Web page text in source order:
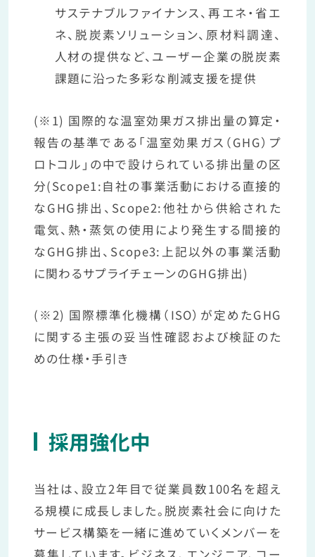
サステナブルファイナンス、再エネ・省エ
ネ、脱炭素ソリューション、原材料調達、
人材の提供など、ユーザー企業の脱炭素
課題に沿った多彩な削減支援を提供
(※1) 国際的な温室効果ガス排出量の算定・
報告の基準である「温室効果ガス（GHG）プ
ロトコル」の中で設けられている排出量の区
分(Scope1:自社の事業活動における直接的
なGHG排出、Scope2:他社から供給された
電気、熱・蒸気の使用により発生する間接的
なGHG排出、Scope3:上記以外の事業活動
に関わるサプライチェーンのGHG排出)
(※2) 国際標準化機構（ISO）が定めたGHG
に関する主張の妥当性確認および検証のた
めの仕様・手引き
採用強化中
当社は、設立2年目で従業員数100名を超え
る規模に成長しました。脱炭素社会に向けた
サービス構築を一緒に進めていくメンバーを